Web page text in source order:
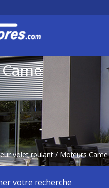
volet roulant / Moteurs Came
votre recherche